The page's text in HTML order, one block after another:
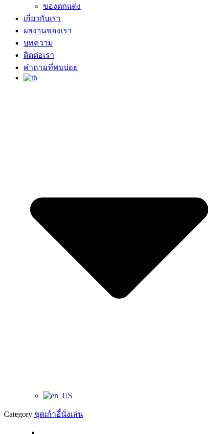
ของตกแต่ง
เกี่ยวกับเรา
ผลงานของเรา
บทความ
ติดต่อเรา
คำถามที่พบบ่อย
Category ชุดเก้าอี้นั่งเล่น